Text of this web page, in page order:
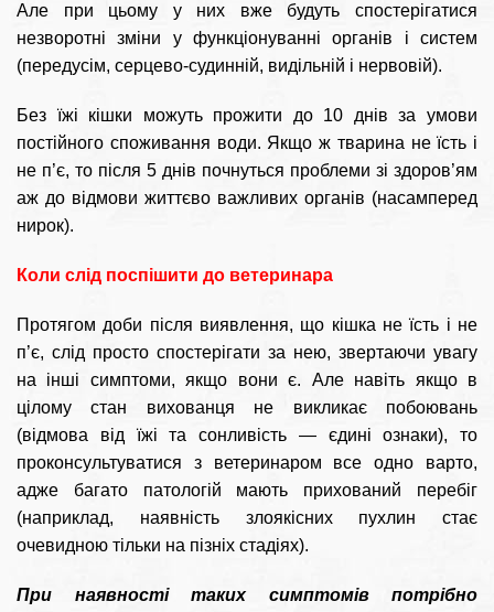
Але при цьому у них вже будуть спостерігатися
незворотні зміни у функціонуванні органів і систем
(передусім, серцево-судинній, видільній і нервовій).
Без їжі кішки можуть прожити до 10 днів за умови
постійного споживання води. Якщо ж тварина не їсть і
не п’є, то після 5 днів почнуться проблеми зі здоров’ям
аж до відмови життєво важливих органів (насамперед
нирок).
Коли слід поспішити до ветеринара
Протягом доби після виявлення, що кішка не їсть і не
п’є, слід просто спостерігати за нею, звертаючи увагу
на інші симптоми, якщо вони є. Але навіть якщо в
цілому стан вихованця не викликає побоювань
(відмова від їжі та сонливість — єдині ознаки), то
проконсультуватися з ветеринаром все одно варто,
адже багато патологій мають прихований перебіг
(наприклад, наявність злоякісних пухлин стає
очевидною тільки на пізніх стадіях).
При наявності таких симптомів потрібно